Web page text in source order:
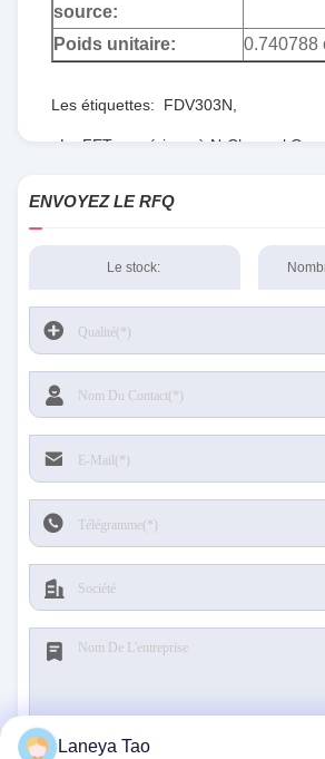
source:
Poids unitaire: 0.740788
Les étiquettes: FDV303N
Le FET numérique à N-Channel
ENVOYEZ LE RFQ
Le stock:
Laneya Tao